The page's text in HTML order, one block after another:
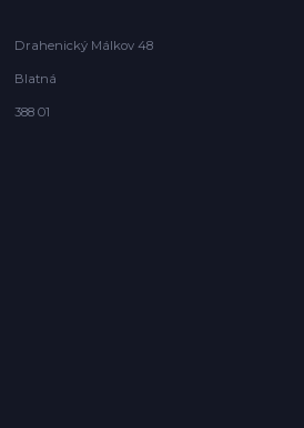
Drahenický Málkov 48
Blatná
388 01